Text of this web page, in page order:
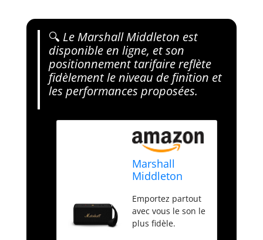
🔍 Le Marshall Middleton est
disponible en ligne, et son
positionnement tarifaire reflète
fidèlement le niveau de finition et
les performances proposées.
Marshall
Middleton
Bluetooth
Portable sans
Fil - 20+
Emportez partout
avec vous le son le
plus fidèle.